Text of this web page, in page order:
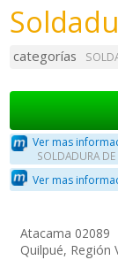
categorías
Ver mas
SOLDADURA
Ver mas
Atacama 02089
Quilpué, Región